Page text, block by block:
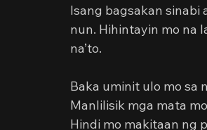
Isang bagsakan sinabi
nun. Hihintayin mo na
na’to.
Baka uminit ulo mo sa
Manlilisik mga mata
Hindi mo makitaan ng